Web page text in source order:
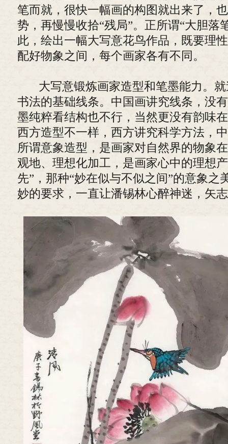
笔而就，很快一幅画的构图就出来了，
势，再慢慢收拾“残局”。正所谓“大胆落
此，绘出一幅大写意花鸟作品，既要理
配好物象之间，每个画家各有不同。
大写意锻炼画家造型和笔墨能力。就
书法的基础线条。中国画讲究线条，没
墨纯粹看结构也不行，当然更没有韵味
西方造型不一样，西方讲究科学方法，
所谓意象造型，是画家对自然界的物象
观地、理想化加工，是画家心中的理想
先”，那种“妙在似与不似之间”的意象之
妙的要求，一直让潘锡林心醉神迷，矢